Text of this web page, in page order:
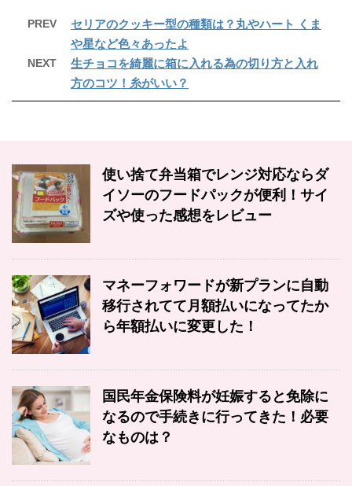
PREV
セリアのクッキー型の種類は？丸やハート くま
や星など色々あったよ
NEXT
生チョコを綺麗に箱に入れる為の切り方と入れ
方のコツ！糸がいい？
使い捨て弁当箱でレンジ対応ならダ
イソーのフードパックが便利！サイ
ズや使った感想をレビュー
マネーフォワードが新プランに自動
移行されてて月額払いになってたか
ら年額払いに変更した！
国民年金保険料が妊娠すると免除に
なるので手続きに行ってきた！必要
なものは？